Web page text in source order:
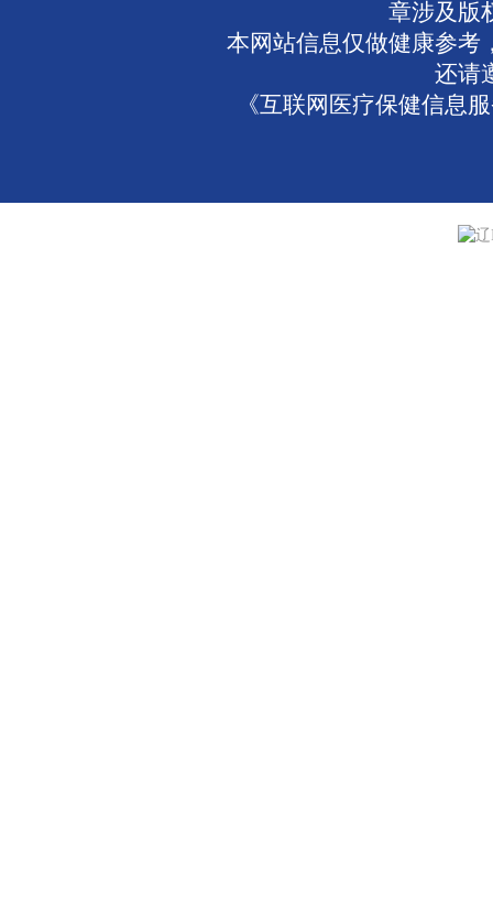
章涉及版
本网站信息仅做健康参考
还请
《互联网医疗保健信息
辽